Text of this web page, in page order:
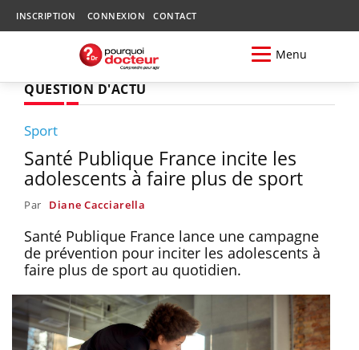
INSCRIPTION CONNEXION CONTACT
Menu
QUESTION D'ACTU
Sport
Santé Publique France incite les
adolescents à faire plus de sport
Par Diane Cacciarella
Santé Publique France lance une campagne
de prévention pour inciter les adolescents à
faire plus de sport au quotidien.